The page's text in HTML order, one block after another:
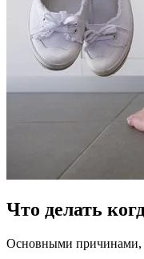
Что делать
Основными причинами,